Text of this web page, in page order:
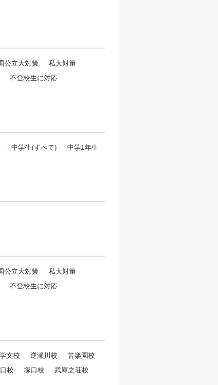
公立大対策
私大対策
不登校生に対応
中学生(すべて)
中学1年生
公立大対策
私大対策
不登校生に対応
学文校 逆瀬川校
苦楽園校
校 塚口校
武庫之荘校